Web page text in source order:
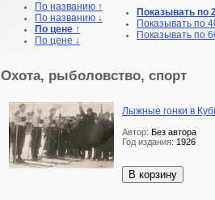
По названию ↑
По названию ↓
По цене ↑
По цене ↓
Показывать по
Показывать по
Показывать по
Охота, рыболовство, спорт
Лыжные гонки в
Автор: Без автора
Год издания: 1926
В корзину